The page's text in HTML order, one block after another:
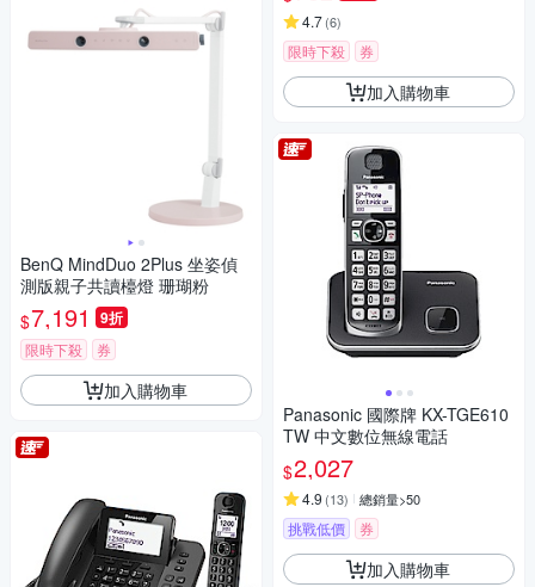
BenQ MindDuo 2Plus 坐姿偵
測版親子共讀檯燈 珊瑚粉
$7,191 9折
限時下殺 券
加入購物車
4.7(6)
限時下殺 券
加入購物車
Panasonic 國際牌 KX-TGE610
TW 中文數位無線電話
$2,027
4.9 (13) 總銷量>50
挑戰低價 券
加入購物車